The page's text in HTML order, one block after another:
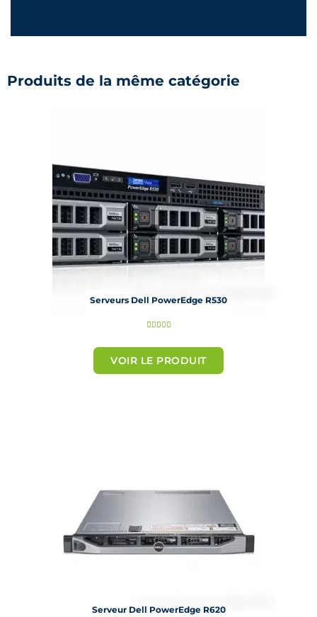
Produits de la même catégorie
Serveurs Dell PowerEdge R530
N
t
é
VOIR LE PRODUIT
Serveur Dell PowerEdge R620